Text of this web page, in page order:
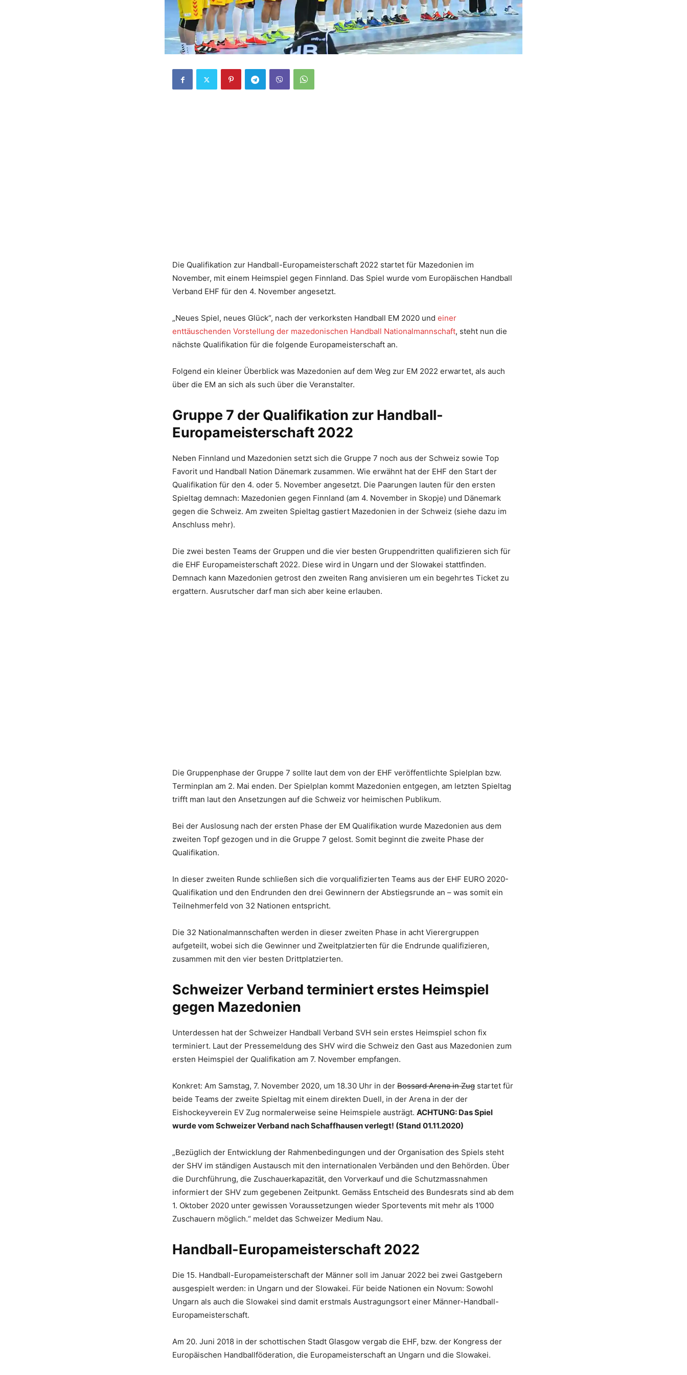
Die Qualifikation zur Handball-Europameisterschaft 2022 startet für Mazedonien im
November, mit einem Heimspiel gegen Finnland. Das Spiel wurde vom Europäischen Handball
Verband EHF für den 4. November angesetzt.
„Neues Spiel, neues Glück“, nach der verkorksten Handball EM 2020 und einer
enttäuschenden Vorstellung der mazedonischen Handball Nationalmannschaft, steht nun die
nächste Qualifikation für die folgende Europameisterschaft an.
Folgend ein kleiner Überblick was Mazedonien auf dem Weg zur EM 2022 erwartet, als auch
über die EM an sich als such über die Veranstalter.
Gruppe 7 der Qualifikation zur Handball-
Europameisterschaft 2022
Neben Finnland und Mazedonien setzt sich die Gruppe 7 noch aus der Schweiz sowie Top
Favorit und Handball Nation Dänemark zusammen. Wie erwähnt hat der EHF den Start der
Qualifikation für den 4. oder 5. November angesetzt. Die Paarungen lauten für den ersten
Spieltag demnach: Mazedonien gegen Finnland (am 4. November in Skopje) und Dänemark
gegen die Schweiz. Am zweiten Spieltag gastiert Mazedonien in der Schweiz (siehe dazu im
Anschluss mehr).
Die zwei besten Teams der Gruppen und die vier besten Gruppendritten qualifizieren sich für
die EHF Europameisterschaft 2022. Diese wird in Ungarn und der Slowakei stattfinden.
Demnach kann Mazedonien getrost den zweiten Rang anvisieren um ein begehrtes Ticket zu
ergattern. Ausrutscher darf man sich aber keine erlauben.
Die Gruppenphase der Gruppe 7 sollte laut dem von der EHF veröffentlichte Spielplan bzw.
Terminplan am 2. Mai enden. Der Spielplan kommt Mazedonien entgegen, am letzten Spieltag
trifft man laut den Ansetzungen auf die Schweiz vor heimischen Publikum.
Bei der Auslosung nach der ersten Phase der EM Qualifikation wurde Mazedonien aus dem
zweiten Topf gezogen und in die Gruppe 7 gelost. Somit beginnt die zweite Phase der
Qualifikation.
In dieser zweiten Runde schließen sich die vorqualifizierten Teams aus der EHF EURO 2020-
Qualifikation und den Endrunden den drei Gewinnern der Abstiegsrunde an – was somit ein
Teilnehmerfeld von 32 Nationen entspricht.
Die 32 Nationalmannschaften werden in dieser zweiten Phase in acht Vierergruppen
aufgeteilt, wobei sich die Gewinner und Zweitplatzierten für die Endrunde qualifizieren,
zusammen mit den vier besten Drittplatzierten.
Schweizer Verband terminiert erstes Heimspiel
gegen Mazedonien
Unterdessen hat der Schweizer Handball Verband SVH sein erstes Heimspiel schon fix
terminiert. Laut der Pressemeldung des SHV wird die Schweiz den Gast aus Mazedonien zum
ersten Heimspiel der Qualifikation am 7. November empfangen.
Konkret: Am Samstag, 7. November 2020, um 18.30 Uhr in der Bossard Arena in Zug startet für
beide Teams der zweite Spieltag mit einem direkten Duell, in der Arena in der der
Eishockeyverein EV Zug normalerweise seine Heimspiele austrägt. ACHTUNG: Das Spiel
wurde vom Schweizer Verband nach Schaffhausen verlegt! (Stand 01.11.2020)
„Bezüglich der Entwicklung der Rahmenbedingungen und der Organisation des Spiels steht
der SHV im ständigen Austausch mit den internationalen Verbänden und den Behörden. Über
die Durchführung, die Zuschauerkapazität, den Vorverkauf und die Schutzmassnahmen
informiert der SHV zum gegebenen Zeitpunkt. Gemäss Entscheid des Bundesrats sind ab dem
1. Oktober 2020 unter gewissen Voraussetzungen wieder Sportevents mit mehr als 1’000
Zuschauern möglich.“ meldet das Schweizer Medium Nau.
Handball-Europameisterschaft 2022
Die 15. Handball-Europameisterschaft der Männer soll im Januar 2022 bei zwei Gastgebern
ausgespielt werden: in Ungarn und der Slowakei. Für beide Nationen ein Novum: Sowohl
Ungarn als auch die Slowakei sind damit erstmals Austragungsort einer Männer-Handball-
Europameisterschaft.
Am 20. Juni 2018 in der schottischen Stadt Glasgow vergab die EHF, bzw. der Kongress der
Europäischen Handballföderation, die Europameisterschaft an Ungarn und die Slowakei.